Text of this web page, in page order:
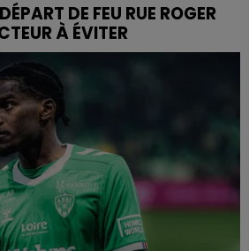
DE FEU RUE ROGER
À ÉVITER